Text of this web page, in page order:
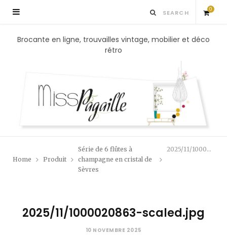
0
S
p
Brocante en ligne, trouvailles vintage, mobilier et déco
rétro
Home Produit
Série de 6 flûtes à
champagne en cristal de
Sèvres
2025/11/1000020863-scaled.jpg
2025/11/1000020863-scaled.jpg
10 NOVEMBRE 2025